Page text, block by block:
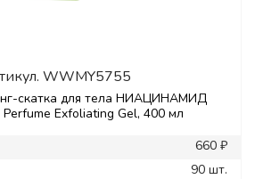
WWMY5755
скатка для тела НИАЦИНАМИД
Exfoliating Gel, 400 мл
660 ₽
90 шт.